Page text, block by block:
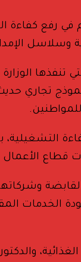
رفع كفاءة
الإمداد
تجاري
التشغيلية،
قطاع
جودة